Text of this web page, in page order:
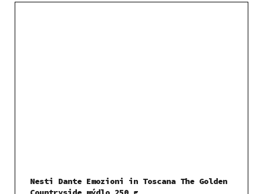
Nesti Dante Emozioni in Toscana The Golden